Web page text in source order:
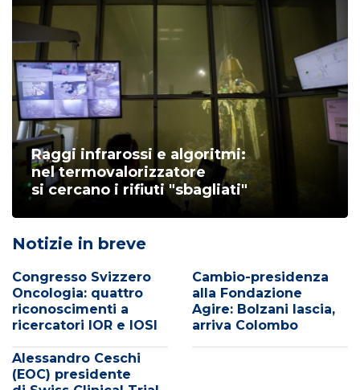
Raggi infrarossi e algoritmi:
nel termovalorizzatore
si cercano i rifiuti "sbagliati"
Notizie in breve
Congresso Svizzero
Oncologia: quattro
riconoscimenti a
ricercatori IOR e IOSI
Cambio-presidenza
alla Fondazione
Agire: Bolzani lascia,
arriva Colombo
Alessandro Ceschi
(EOC) presidente